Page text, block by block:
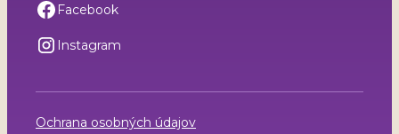
Facebook
Instagram
Ochrana osobných údajov